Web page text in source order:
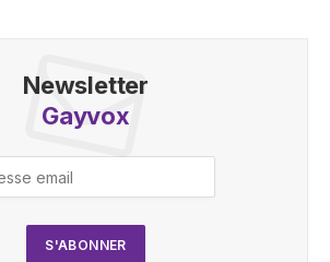
Newsletter
Gayvox